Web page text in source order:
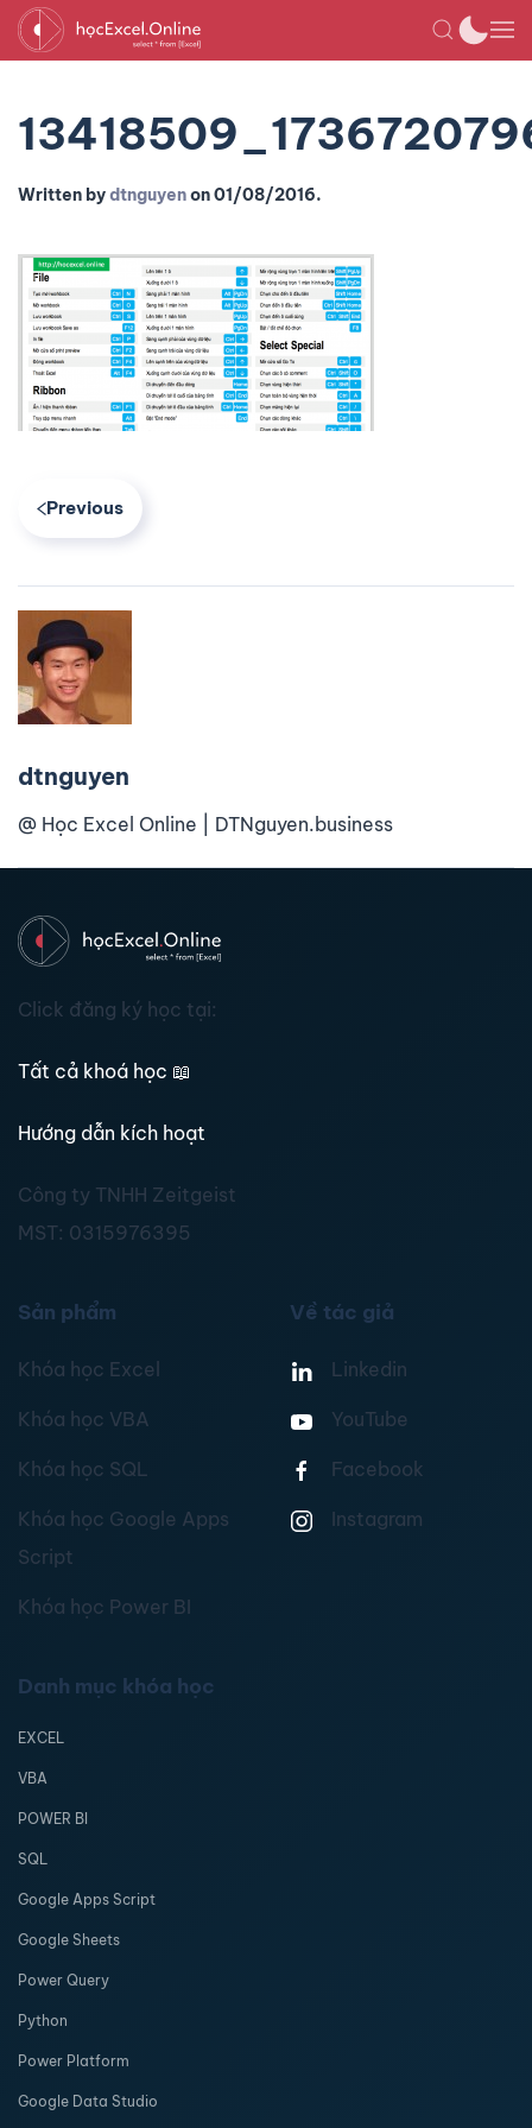
Written bydtnguyenon01/08/2016.
Previous
dtnguyen
@ Học Excel Online | DTNguyen.business
Click đăng ký học tại:
Tất cả khoá học 📖
Hướng dẫn kích hoạt
Công ty TNHH Zeitgeist
MST: 0315976395
Sản phẩm
Khóa học Excel
Khóa học VBA
Khóa học SQL
Khóa học Google Apps
Script
Khóa học Power BI
Về tác giả
Linkedin
YouTube
Facebook
Instagram
Danh mục khóa học
EXCEL
VBA
POWER BI
SQL
Google Apps Script
Google Sheets
Power Query
Python
Power Platform
Google Data Studio